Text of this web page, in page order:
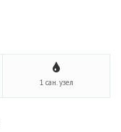
1 сан. узел